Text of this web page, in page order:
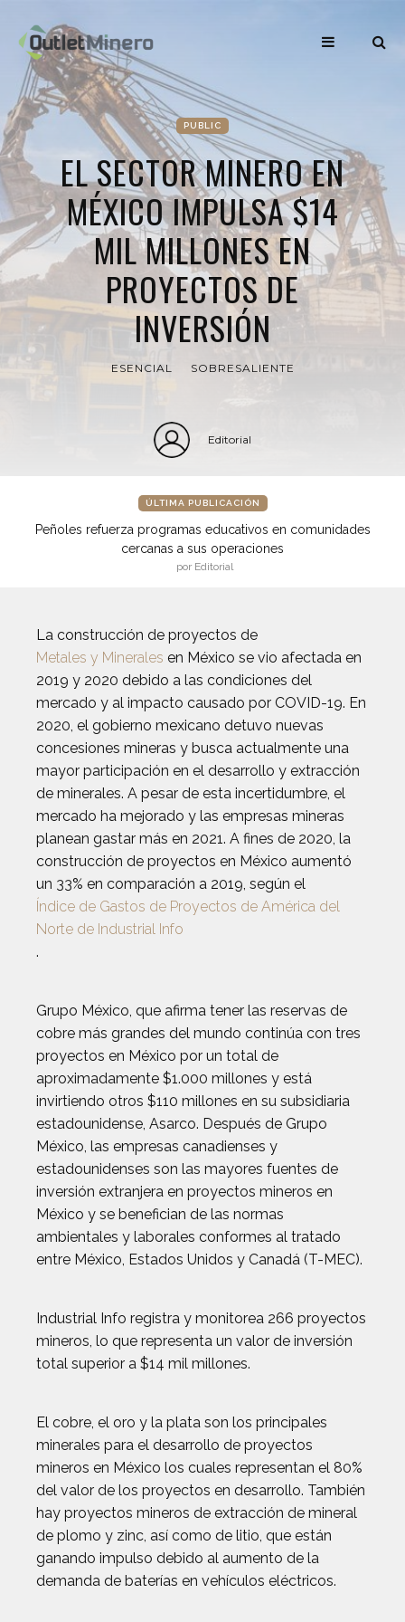
PUBLIC
EL SECTOR MINERO EN
MÉXICO IMPULSA $14
MIL MILLONES EN
PROYECTOS DE
INVERSIÓN
ESENCIAL SOBRESALIENTE
Editorial
ÚLTIMA PUBLICACIÓN
Peñoles refuerza programas educativos en comunidades
cercanas a sus operaciones
por Editorial
La construcción de proyectos de
Metales y Minerales en México se vio afectada en
2019 y 2020 debido a las condiciones del
mercado y al impacto causado por COVID-19. En
2020, el gobierno mexicano detuvo nuevas
concesiones mineras y busca actualmente una
mayor participación en el desarrollo y extracción
de minerales. A pesar de esta incertidumbre, el
mercado ha mejorado y las empresas mineras
planean gastar más en 2021. A fines de 2020, la
construcción de proyectos en México aumentó
un 33% en comparación a 2019, según el
Índice de Gastos de Proyectos de América del
Norte de Industrial Info
.
Grupo México, que afirma tener las reservas de
cobre más grandes del mundo continúa con tres
proyectos en México por un total de
aproximadamente $1.000 millones y está
invirtiendo otros $110 millones en su subsidiaria
estadounidense, Asarco. Después de Grupo
México, las empresas canadienses y
estadounidenses son las mayores fuentes de
inversión extranjera en proyectos mineros en
México y se benefician de las normas
ambientales y laborales conformes al tratado
entre México, Estados Unidos y Canadá (T-MEC).
Industrial Info registra y monitorea 266 proyectos
mineros, lo que representa un valor de inversión
total superior a $14 mil millones.
El cobre, el oro y la plata son los principales
minerales para el desarrollo de proyectos
mineros en México los cuales representan el 80%
del valor de los proyectos en desarrollo. También
hay proyectos mineros de extracción de mineral
de plomo y zinc, así como de litio, que están
ganando impulso debido al aumento de la
demanda de baterías en vehículos eléctricos.